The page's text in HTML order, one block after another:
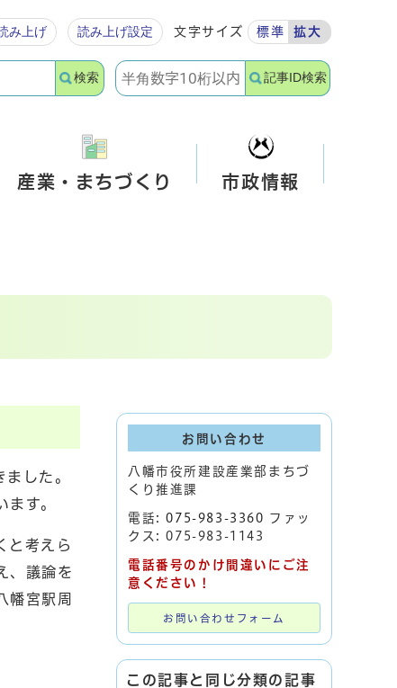
み上げ 読み上げ設定 文字サイズ 標準 拡大
検索 記事ID検索
産業・まちづくり 市政情報
した。
す。
と考えら
、議論を
幡宮駅周
お問い合わせ
八幡市役所建設産業部まちづ
くり推進課
電話:075-983-3360 ファッ
クス: 075-983-1143
電話番号のかけ間違いにご注
意ください！
お問い合わせフォーム
この記事と同じ分類の記事